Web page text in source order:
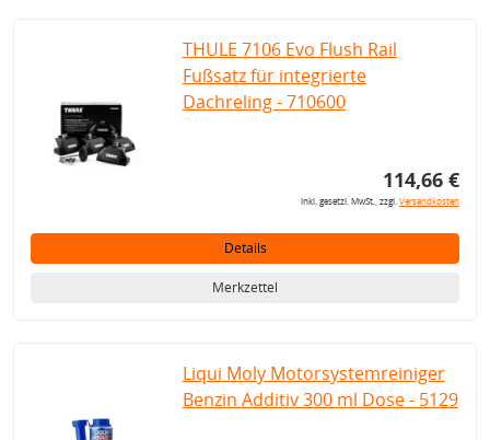
THULE 7106 Evo Flush Rail
Fußsatz für integrierte
Dachreling - 710600
114,66 €
inkl. gesetzl. MwSt., zzgl.Versandkosten
Details
Merkzettel
Liqui Moly Motorsystemreiniger
Benzin Additiv 300 ml Dose - 5129